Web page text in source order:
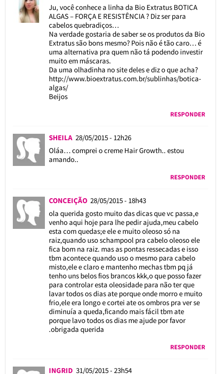
Ju, você conhece a linha da Bio Extratus BOTICA
ALGAS – FORÇA E RESISTÊNCIA ? Diz ser para
cabelos quebradiços…
Na verdade gostaria de saber se os produtos da Bio
Extratus são bons mesmo? Pois não é tão caro… é
uma alternativa pra quem não tá podendo investir
muito em máscaras.
Da uma olhadinha no site deles e diz o que acha?
http://www.bioextratus.com.br/sublinhas/botica-
algas/
Beijos
RESPONDER
SHEILA 28/05/2015 - 12h26
Oláa… comprei o creme Hair Growth.. estou
amando..
RESPONDER
CONCEIÇÃO 28/05/2015 - 18h43
ola querida gosto muito das dicas que vc passa,e
venho aqui hoje para lhe pedir ajuda,meu cabelo
esta com quedas;e ele e muito oleoso só na
raiz,quando uso schampool pra cabelo oleoso ele
fica bom na raiz. mas as pontas ressecadas e isso
tbm acontece quando uso o mesmo para cabelo
misto,ele e claro e mantenho mechas tbm pq já
tenho uns belos fios brancos kkk,o que posso fazer
para controlar esta oleosidade para não ter que
lavar todos os dias ate porque onde morro e muito
frio,ele era longo e cortei ate os ombros pra ver se
diminuía a queda,ficando mais fácil tbm ate
porque lavo todos os dias me ajude por favor
.obrigada querida
RESPONDER
INGRID 31/05/2015 - 23h54